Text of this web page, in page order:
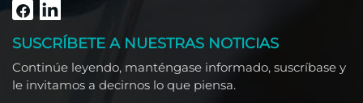
Oriente, América del Sur, África y América del Norte.
SUSCRÍBETE A NUESTRAS NOTICIAS
Continúe leyendo, manténgase informado, suscríbase y
le invitamos a decirnos lo que piensa.